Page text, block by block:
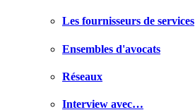
Les fournisseurs de services
Ensembles d'avocats
Réseaux
Interview avec…